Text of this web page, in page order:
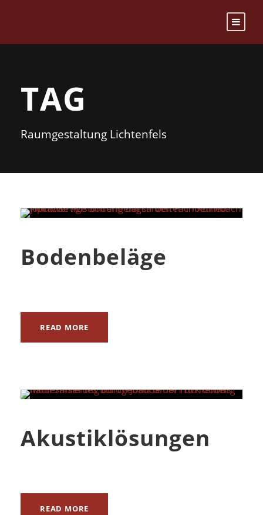
TAG
Raumgestaltung Lichtenfels
Bodenbeläge
READ MORE
Akustiklösungen
READ MORE